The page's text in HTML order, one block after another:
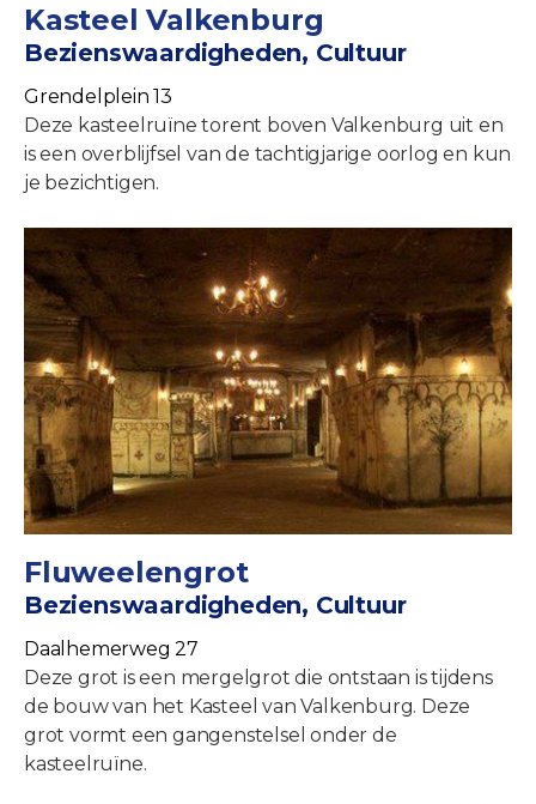
Kasteel Valkenburg
Bezienswaardigheden, Cultuur
Grendelplein 13
Deze kasteelruïne torent boven Valkenburg uit en
is een overblijfsel van de tachtigjarige oorlog en kun
je bezichtigen.
Fluweelengrot
Bezienswaardigheden, Cultuur
Daalhemerweg 27
Deze grot is een mergelgrot die ontstaan is tijdens
de bouw van het Kasteel van Valkenburg. Deze
grot vormt een gangenstelsel onder de
kasteelruïne.